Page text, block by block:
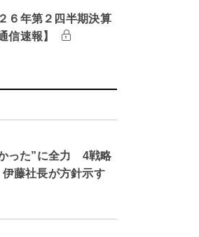
６年第２四半期決算
信速報】
った”に全力 4戦略
藤社長が方針示す